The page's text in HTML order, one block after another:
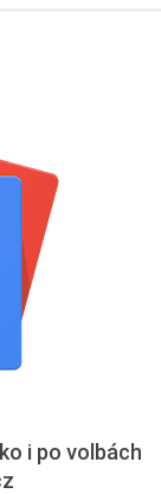
i po volbách